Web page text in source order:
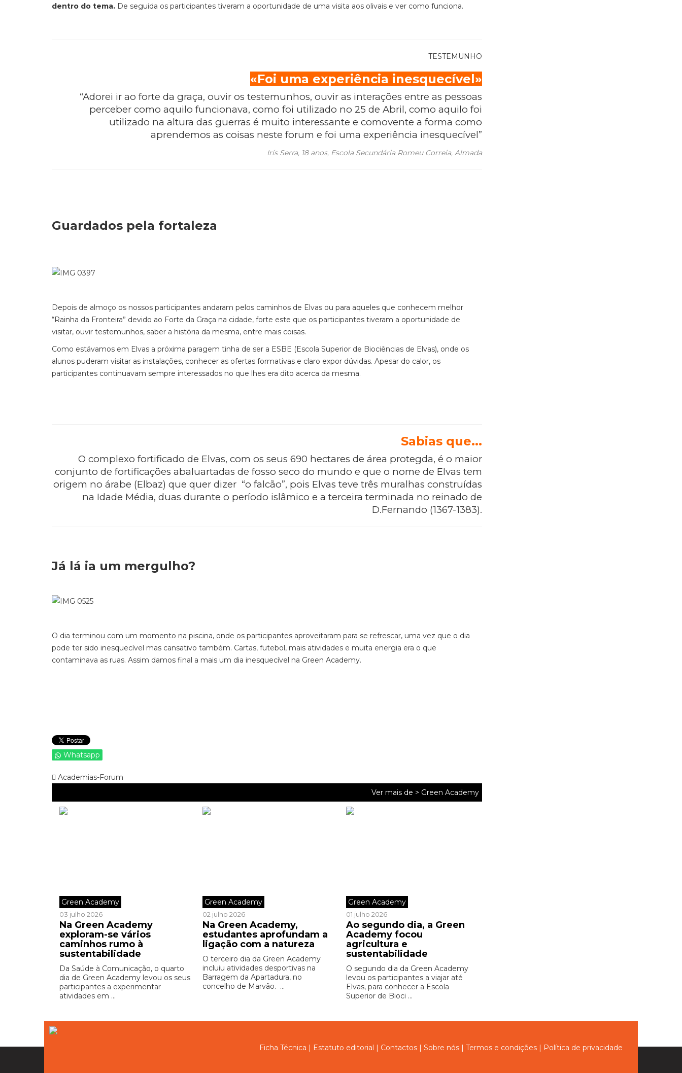
dentro do tema. De seguida os participantes tiveram a oportunidade de uma visita aos olivais e ver como funciona.
TESTEMUNHO
«Foi uma experiência inesquecível»
“Adorei ir ao forte da graça, ouvir os testemunhos, ouvir as interações entre as pessoas
perceber como aquilo funcionava, como foi utilizado no 25 de Abril, como aquilo foi
utilizado na altura das guerras é muito interessante e comovente a forma como
aprendemos as coisas neste forum e foi uma experiência inesquecível”
Irís Serra, 18 anos, Escola Secundária Romeu Correia, Almada
Guardados pela fortaleza
Depois de almoço os nossos participantes andaram pelos caminhos de Elvas ou para aqueles que conhecem melhor
“Rainha da Fronteira” devido ao Forte da Graça na cidade, forte este que os participantes tiveram a oportunidade de
visitar, ouvir testemunhos, saber a história da mesma, entre mais coisas.
Como estávamos em Elvas a próxima paragem tinha de ser a ESBE (Escola Superior de Biociências de Elvas), onde os
alunos puderam visitar as instalações, conhecer as ofertas formativas e claro expor dúvidas. Apesar do calor, os
participantes continuavam sempre interessados no que lhes era dito acerca da mesma.
Sabias que...
O complexo fortificado de Elvas, com os seus 690 hectares de área protegda, é o maior
conjunto de fortificações abaluartadas de fosso seco do mundo e que o nome de Elvas tem
origem no árabe (Elbaz) que quer dizer “o falcão”, pois Elvas teve três muralhas construídas
na Idade Média, duas durante o período islâmico e a terceira terminada no reinado de
D.Fernando (1367-1383).
Já lá ia um mergulho?
O dia terminou com um momento na piscina, onde os participantes aproveitaram para se refrescar, uma vez que o dia
pode ter sido inesquecível mas cansativo também. Cartas, futebol, mais atividades e muita energia era o que
contaminava as ruas. Assim damos final a mais um dia inesquecível na Green Academy.
Whatsapp
Academias-Forum
Ver mais de > Green Academy
Green Academy
03 julho 2026
Na Green Academy
exploram-se vários
caminhos rumo à
sustentabilidade
Da Saúde à Comunicação, o quarto
dia de Green Academy levou os seus
participantes a experimentar
atividades em ...
Green Academy
02 julho 2026
Na Green Academy,
estudantes aprofundam a
ligação com a natureza
O terceiro dia da Green Academy
incluiu atividades desportivas na
Barragem da Apartadura, no
concelho de Marvão. ...
Green Academy
01 julho 2026
Ao segundo dia, a Green
Academy focou
agricultura e
sustentabilidade
O segundo dia da Green Academy
levou os participantes a viajar até
Elvas, para conhecer a Escola
Superior de Bioci ...
Ficha Técnica | Estatuto editorial | Contactos | Sobre nós | Termos e condições | Política de privacidade